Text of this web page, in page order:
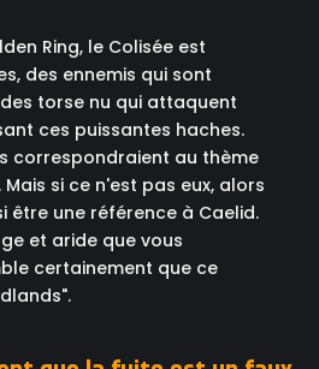
Ring, le Colisée est
des ennemis qui sont
torse nu qui attaquent
ces puissantes haches.
correspondraient au thème
Mais si ce n'est pas eux, alors
être une référence à Caelid.
et aride que vous
certainement que ce